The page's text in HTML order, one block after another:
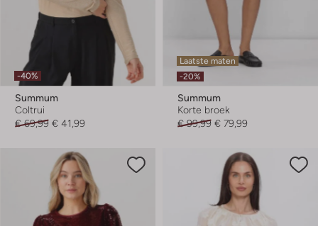
-40%
Summum
Coltrui
€ 69,99 € 41,99
Laatste maten
-20%
Summum
Korte broek
€ 99,99 € 79,99